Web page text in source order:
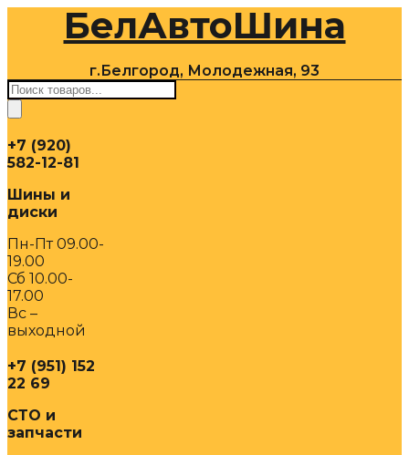
содержимомуБелАвтоШина
г.Белгород, Молодежная, 93
Поиск
товаров
+7 (920)
582-12-81
Шины и
диски
Пн-Пт 09.00-
19.00
Сб 10.00-
17.00
Вс –
выходной
+7 (951) 152
22 69
СТО и
запчасти